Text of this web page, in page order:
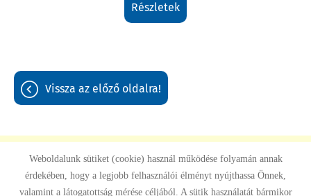
részletek
vissza az előző oldalra!
Oldal információk Adatkezelési tájékoztató Impresszum
Weboldalunk sütiket (cookie) használ működése folyamán annak
érdekében, hogy a legjobb felhasználói élményt nyújthassa Önnek,
valamint a látogatottság mérése céljából. A sütik használatát bármikor